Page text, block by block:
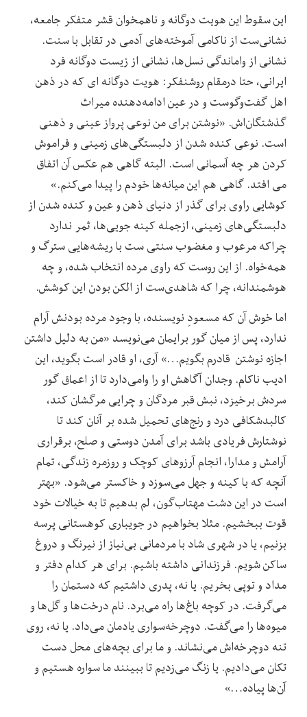
این سقوط این هویت دوگانه و ناهمخوان قشر متفکر جامعه،
نشانی‌ست از ناکامی آموخته‌های آدمی در تقابل با سنت.
نشانی از واماندگی نسل‌ها، نشانی از زیست دوگانه فرد
ایرانی، حتا درمقام روشنفکر: هویت دوگانه ای که در ذهن
اهل گفت‌وگوست و در عین ادامه‌دهنده میراث
گذشتگان‌اش. «نوشتن برای من نوعی پرواز عینی و ذهنی
است. نوعی کنده شدن از دلبستگی‌های زمینی و فراموش
کردن هر چه آسمانی است. البته گاهی هم عکس آن اتفاق
می افتد. گاهی هم این میانه‌ها خودم را پیدا می‌کنم.»
کوشایی راوی برای گذر از دنیای ذهن و عین و کنده شدن از
دلبستگی‌های زمینی، ازجمله کینه جویی‌ها، ثمر ندارد
چراکه مرعوب و مغضوب سنتی ست با ریشه‌هایی سترگ و
همه‌خواه. از این روست که راوی مرده انتخاب شده، و چه
هوشمندانه، چرا که شاهدی‌ست از الکن بودن این کوشش.
اما خوش آن که مسعودِ نویسنده، با وجود مرده بودنش آرام
ندارد، پس از میان گور برایمان می‌نویسد «من به دلیل داشتن
اجازه نوشتن قادرم بگویم…» آری، او قادر است بگوید، این
ادیب ناکام. وجدان آگاهش او را وامی‌دارد تا از اعماق گور
سردش برخیزد، نبش قبر مردگان و چرایی مرگشان کند،
کالبدشکافی درد و رنج‌های تحمیل شده بر آنان کند تا
نوشتارش فریادی باشد برای آمدن دوستی و صلح، برقراری
آرامش و مدارا، انجام آرزوهای کوچک و روزمره زندگی، تمام
آنچه که با کینه و جهل می‌سوزد و خاکستر می‌شود‌. «بهتر
است در این دشت مهتاب‌گون، لم بدهیم تا به خیالات خود
قوت ببخشیم. مثلا بخواهیم در جویباری کوهستانی پرسه
بزنیم، یا در شهری شاد با مردمانی بی‌نیاز از نیرنگ و دروغ
ساکن شویم. فرزندانی داشته باشیم. برای هر کدام دفتر و
مداد و توپی بخریم. یا نه، پدری داشتیم که دستمان را
می‌گرفت. در کوچه باغ‌ها راه می‌برد. نام درخت‌ها و گل‌ها و
میوه‌ها را می‌گفت. دوچرخه‌سواری یادمان می‌داد. یا نه، روی
تنه دوچرخه‌اش می‌نشاند. و ما برای بچه‌های محل دست
تکان می‌دادیم. یا زنگ می‌زدیم تا ببینند ما سواره هستیم و
آن‌ها پیاده…»